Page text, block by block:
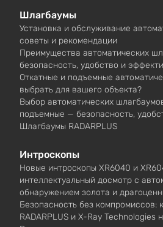
Шлагбаумы
Установка и обслуживание
советы и рекомендации
Преимущества автоматических
безопасность, удобство и
Откатные и подъемные
выбрать для вашего объекта?
Выбор автоматических
подъемные — безопасность,
Шлагбаумы RADARPLUS
Интроскопы
Новые интроскопы XR6040 и
интеллектуальный досмотр с
обнаружением золота и
Безопасность без компромиссов:
RADARPLUS и X-Ray Technologies